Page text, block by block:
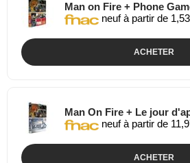
Man on Fire + Phone
neuf à partir de
ACHETER
Man On Fire + Le jour
neuf à partir de
ACHETER